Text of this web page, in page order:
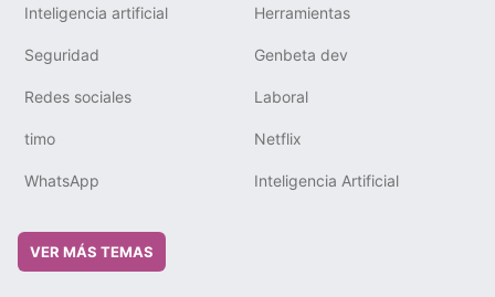
Inteligencia artificial Herramientas
Seguridad Genbeta dev
Redes sociales Laboral
timo Netflix
WhatsApp Inteligencia Artificial
VER MÁS TEMAS